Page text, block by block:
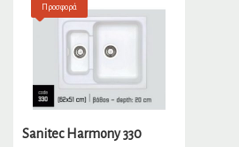
Προσφορά
Sanitec Harmony 330